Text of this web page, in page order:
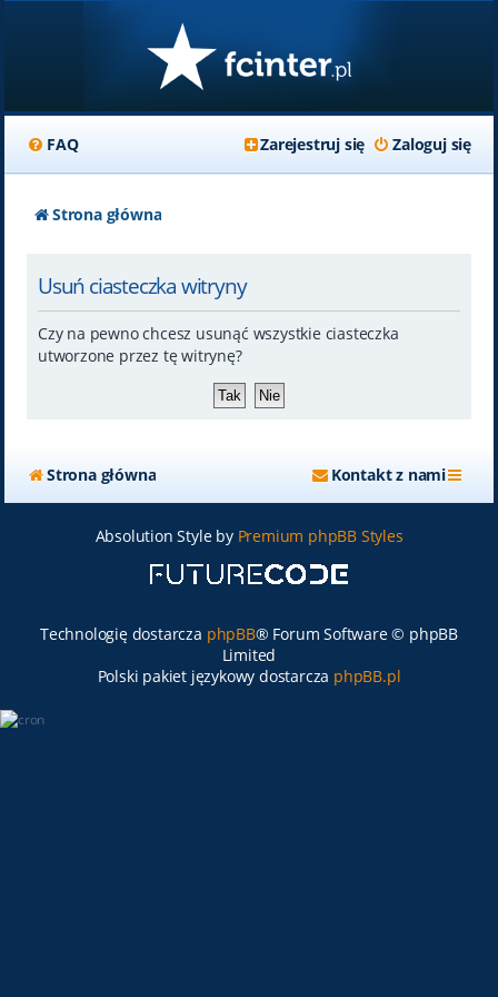
FAQ Zaloguj się
Zarejestruj się
Strona główna
Usuń ciasteczka witryny
Czy na pewno chcesz usunąć wszystkie ciasteczka
utworzone przez tę witrynę?
Strona główna Kontakt z nami
Absolution Style by Premium phpBB Styles
Technologię dostarcza phpBB® Forum Software © phpBB
Limited
Polski pakiet językowy dostarcza phpBB.pl